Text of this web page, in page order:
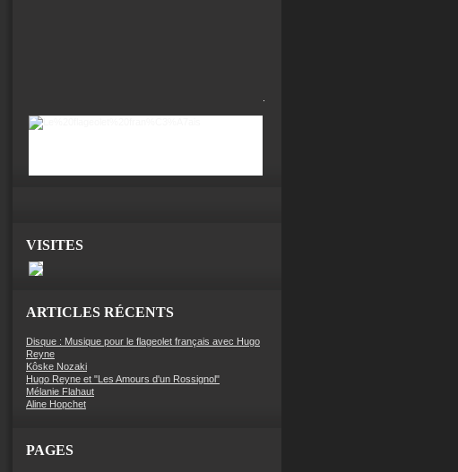
VISITES
ARTICLES RÉCENTS
Disque : Musique pour le flageolet français avec Hugo
Reyne
Kôske Nozaki
Hugo Reyne et "Les Amours d'un Rossignol"
Mélanie Flahaut
Aline Hopchet
PAGES